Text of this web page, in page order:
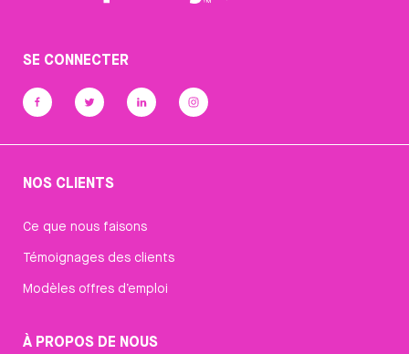
SE CONNECTER
NOS CLIENTS
Ce que nous faisons
Témoignages des clients
Modèles offres d’emploi
À PROPOS DE NOUS